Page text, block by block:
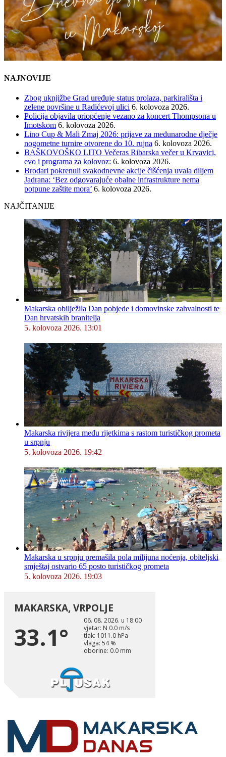
NAJNOVIJE
Zbog uknjižbe Grad uređuje status prolaza, parkirališta i
zelene površine u Radićevoj ulici 6. kolovoza 2026.
Policija objavila priopćenje vezano za koncert Thompsona u
Imotskom 6. kolovoza 2026.
Lino Cup & Mali Zmaj 2026: prijave za međunarodne dječje
nogometne turnire otvorene do 10. rujna 6. kolovoza 2026.
BAŠKOVOŠKO LITO Večeras Ribarska večer u Krvavici,
evo i programa za kolovoz: 6. kolovoza 2026.
Brodari pokrenuli svakodnevne akcije čišćenja uvala diljem
Jadrana: ‘Bez odgovarajuće obalne infrastrukture nema
potpune zaštite mora’ 6. kolovoza 2026.
NAJČITANIJE
Makarska obilježila Dan pobjede i domovinske zahvalnosti te
Dan hrvatskih branitelja
5. kolovoza 2026. 13:01
Makarska rivijera među rijetkima s rastom turističkog prometa
u srpnju
5. kolovoza 2026. 19:42
Makarska u srpnju premašila pola milijuna noćenja, obiteljski
smještaj ostvario 65 posto turističkog prometa
5. kolovoza 2026. 19:03